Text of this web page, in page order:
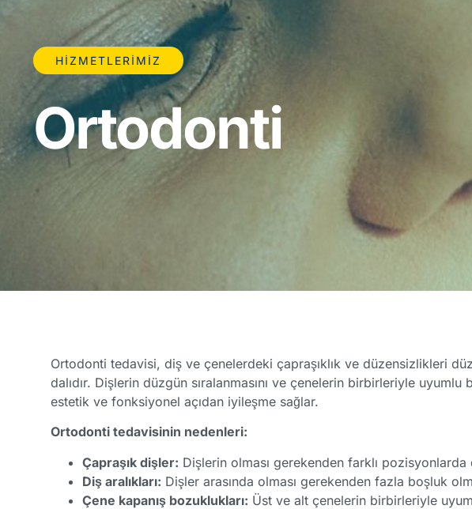
HIZMETLERIMIZ
Ortodonti
Ortodonti tedavisi, diş ve çenelerdeki çapraşıklık ve düzensizlikleri
dalıdır. Dişlerin düzgün sıralanmasını ve çenelerin birbirleriyle uyumlu
estetik ve fonksiyonel açıdan iyileşme sağlar.
Ortodonti tedavisinin nedenleri:
Çapraşık dişler: Dişlerin olması gerekenden farklı pozisyonlarda
Diş aralıkları: Dişler arasında olması gerekenden fazla boşluk
Çene kapanış bozuklukları: Üst ve alt çenelerin birbirleriyle